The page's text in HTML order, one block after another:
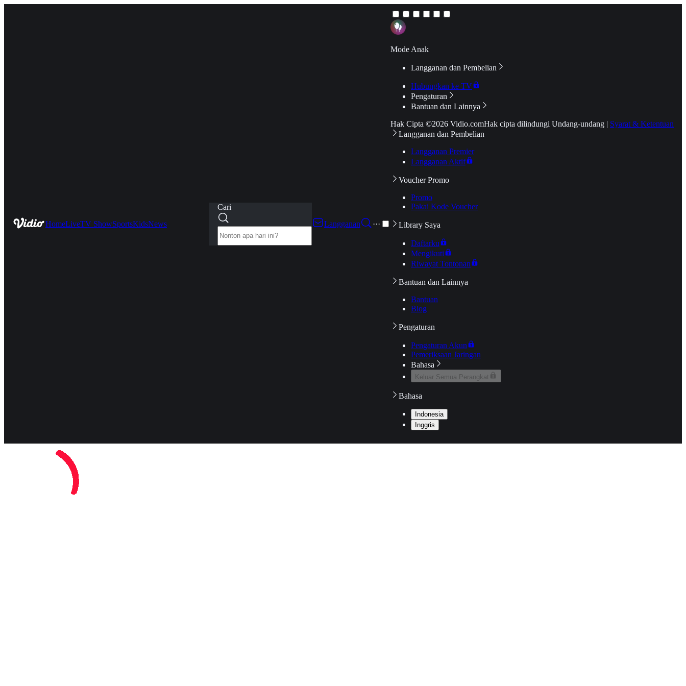
HomeLiveTV ShowSportsKidsNews
Cari
Langganan
···
Mode Anak
Langganan dan Pembelian
Hubungkan ke TV
Pengaturan
Bantuan dan Lainnya
Hak Cipta ©2026 Vidio.comHak cipta dilindungi Undang-undang | Syarat & Ketentuan
Langganan dan Pembelian
Langganan Premier
Langganan Aktif
Voucher Promo
Promo
Pakai Kode Voucher
Library Saya
Daftarku
Mengikuti
Riwayat Tontonan
Bantuan dan Lainnya
Bantuan
Blog
Pengaturan
Pengaturan Akun
Pemeriksaan Jaringan
Bahasa
Keluar Semua Perangkat
Bahasa
Indonesia
Inggris